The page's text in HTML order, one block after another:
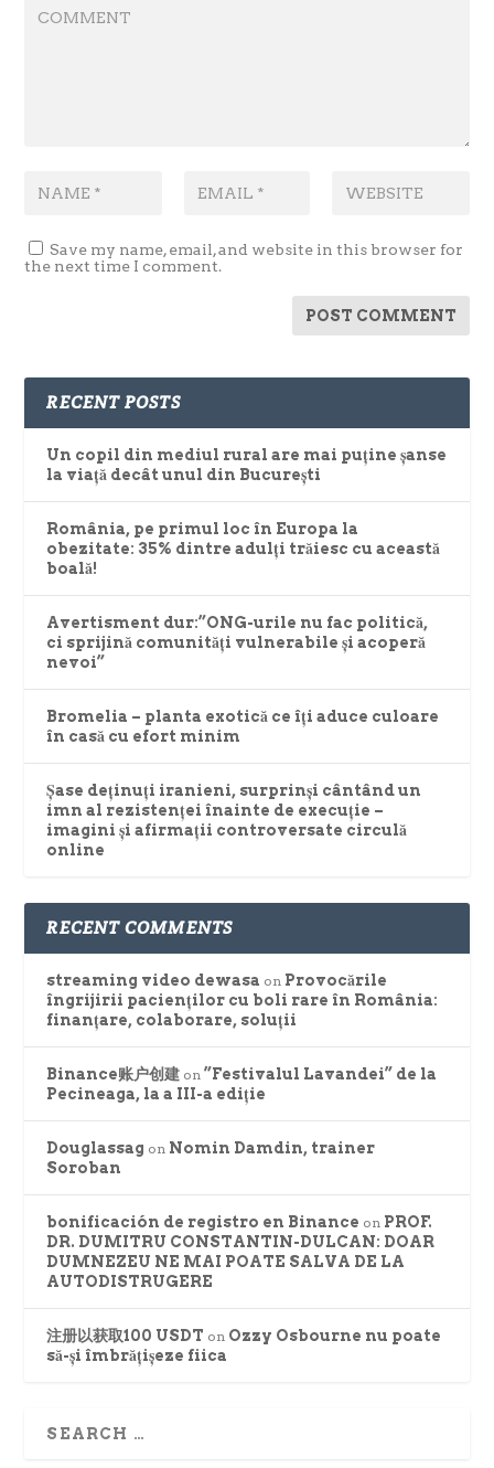
Save my name, email, and website in this browser for
the next time I comment.
RECENT POSTS
Un copil din mediul rural are mai puține șanse
la viață decât unul din București
România, pe primul loc în Europa la
obezitate: 35% dintre adulți trăiesc cu această
boală!
Avertisment dur:”ONG-urile nu fac politică,
ci sprijină comunități vulnerabile și acoperă
nevoi”
Bromelia – planta exotică ce îți aduce culoare
în casă cu efort minim
Șase deținuți iranieni, surprinși cântând un
imn al rezistenței înainte de execuție –
imagini și afirmații controversate circulă
online
RECENT COMMENTS
streaming video dewasa on Provocările
îngrijirii pacienților cu boli rare în România:
finanțare, colaborare, soluții
Binance账户创建 on”Festivalul Lavandei” de la
Pecineaga, la a III-a ediție
Douglassag on Nomin Damdin, trainer
Soroban
bonificación de registro en Binance on PROF.
DR. DUMITRU CONSTANTIN-DULCAN: DOAR
DUMNEZEU NE MAI POATE SALVA DE LA
AUTODISTRUGERE
注册以获取100 USDT on Ozzy Osbourne nu poate
să-și îmbrățișeze fiica